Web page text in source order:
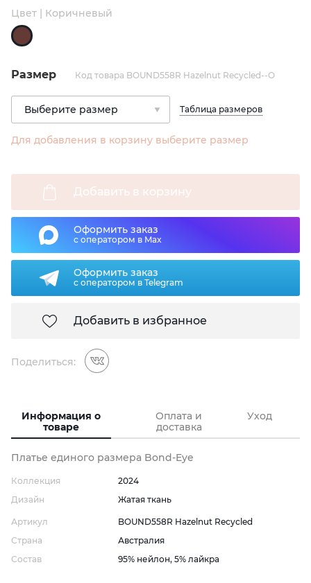
Цвет | Коричневый
Размер Код товара BOUND558R Hazelnut Recycled--O
Таблица размеров
Для добавления в корзину выберите размер
Добавить в корзину
Оформить заказ
с оператором в Max
Оформить заказ
с оператором в Telegram
Добавить в избранное
Поделиться:
Информация о
товаре
Оплата и
доставка
Уход
Платье единого размера Bond-Eye
Коллекция
2024
Дизайн
Жатая ткань
Артикул
BOUND558R Hazelnut Recycled
Страна
Австралия
Состав
95% нейлон, 5% лайкра